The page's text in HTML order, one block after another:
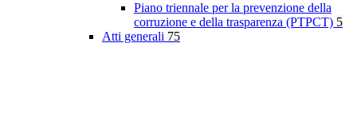
Piano triennale per la prevenzione della
corruzione e della trasparenza (PTPCT) 5
Atti generali 75